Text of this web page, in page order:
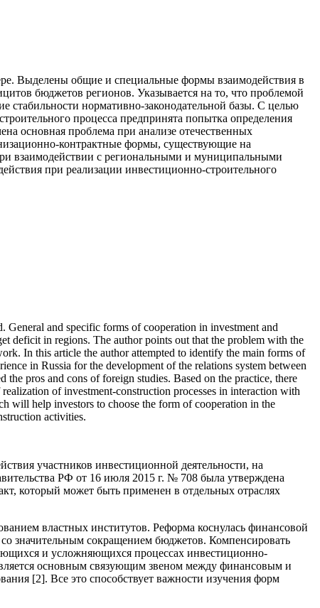
Выделены общие и специальные формы взаимодействия в
бюджетов регионов. Указывается на то, что проблемой
стабильности нормативно-законодательной базы. С целью
процесса предпринята попытка определения
основная проблема при анализе отечественных
контрактные формы, существующие на
взаимодействии с региональными и муниципальными
при реализации инвестиционно-строительного
General and specific forms of cooperation in investment and
deficit in regions. The author points out that the problem with the
In this article the author attempted to identify the main forms of
in Russia for the development of the relations system between
pros and cons of foreign studies. Based on the practice, there
of investment-construction processes in interaction with
will help investors to choose the form of cooperation in the
activities.
участников инвестиционной деятельности, на
РФ от 16 июля 2015 г. № 708 была утверждена
который может быть применен в отдельных отраслях
властных институтов. Реформа коснулась финансовой
со значительным сокращением бюджетов. Компенсировать
и усложняющихся процессах инвестиционно-
основным связующим звеном между финансовым и
[2]. Все это способствует важности изучения форм